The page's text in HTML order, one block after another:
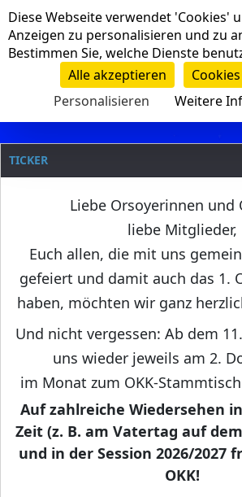
Navigation
Clanname
TICKER
Liebe Orsoyerinnen und
liebe Mitglieder,
Euch allen, die mit uns
gefeiert und damit auch das 1.
haben, möchten wir ganz
Und nicht vergessen: Ab dem
uns wieder jeweils am 2.
im Monat zum OKK-
Auf zahlreiche Wiedersehen
Zeit (z. B. am Vatertag auf
und in der Session 2026/2027
OKK!
Cookie-Einstellungen
Diese Webseite verwendet 'Cookies'
Anzeigen zu personalisieren und zu
Bestimmen Sie, welche Dienste
Alle akzeptieren
Personalisieren
Weitere